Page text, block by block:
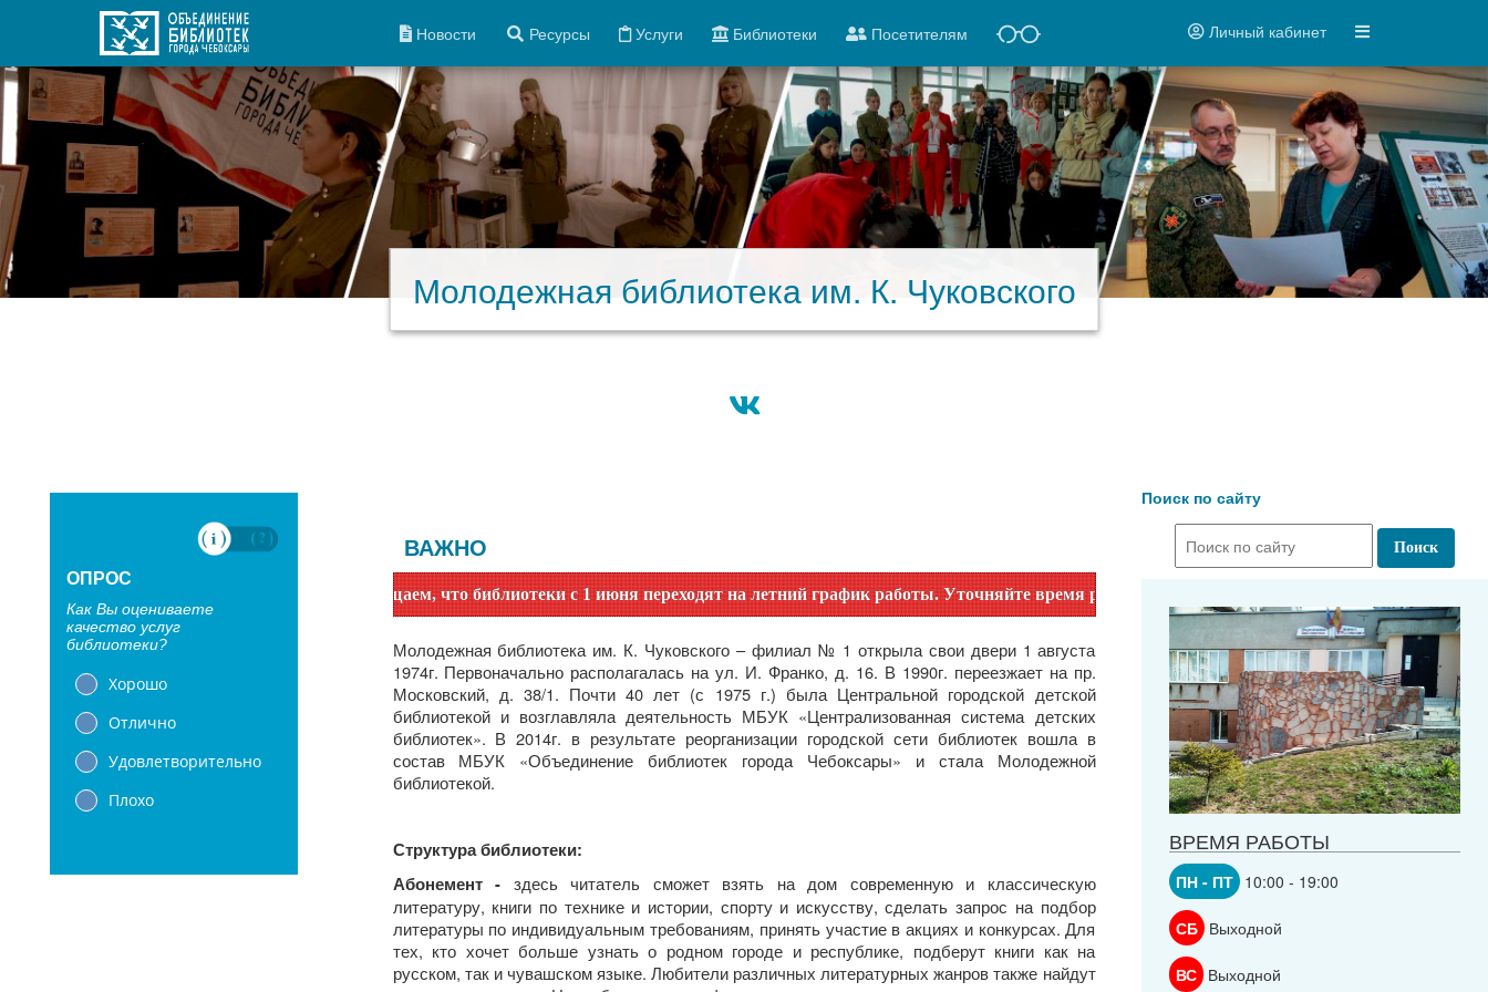
Новости Ресурсы Услуги Библиотеки Посетителям Личный кабинет
Молодежная библиотека им. К. Чуковского
ОПРОС
Как Вы оцениваете
качество услуг
библиотеки?
Хорошо
Отлично
Удовлетворительно
Плохо
ВАЖНО
Уважаемые читатели! Сообщаем, что библиотеки с 1 июня переходят на летний график работы. Уточняйте время работы по номеру телефона или на сайте в разделе
Молодежная библиотека им. К. Чуковского – филиал № 1 открыла свои двери 1 августа
1974г. Первоначально располагалась наул. И. Франко, д. 16. В 1990г. переезжает на пр.
Московский, д. 38/1. Почти 40 лет (с 1975 г.) была Центральной городской детской
библиотекой и возглавляла деятельность МБУК «Централизованная система детских
библиотек». В 2014г. в результате реорганизации городской сети библиотек вошла в
состав МБУК «Объединение библиотек города Чебоксары» и стала Молодежной
библиотекой.
Структура библиотеки:
Абонемент - здесь читатель сможет взять на дом современную и классическую
литературу, книги по технике и истории, спорту и искусству, сделать запрос на подбор
литературы по индивидуальным требованиям, принять участие в акциях и конкурсах. Для
тех, кто хочет больше узнать о родном городе и республике, подберут книги как на
русском, так и чувашском языке. Любители различных литературных жанров также найдут
Поиск по сайту
ВРЕМЯ РАБОТЫ
ПН - ПТ 10:00 - 19:00
СБ Выходной
ВС Выходной